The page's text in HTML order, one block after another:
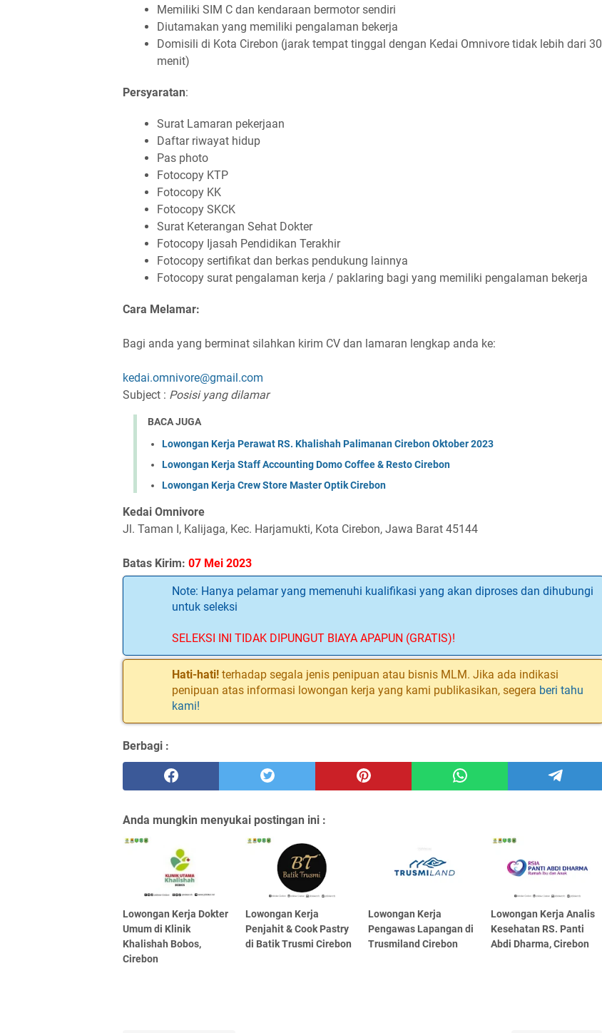
Memiliki SIM C dan kendaraan bermotor sendiri
Diutamakan yang memiliki pengalaman bekerja
Domisili di Kota Cirebon (jarak tempat tinggal dengan Kedai Omnivore tidak lebih dari 30
menit)
Persyaratan:
Surat Lamaran pekerjaan
Daftar riwayat hidup
Pas photo
Fotocopy KTP
Fotocopy KK
Fotocopy SKCK
Surat Keterangan Sehat Dokter
Fotocopy Ijasah Pendidikan Terakhir
Fotocopy sertifikat dan berkas pendukung lainnya
Fotocopy surat pengalaman kerja / paklaring bagi yang memiliki pengalaman bekerja
Cara Melamar:
Bagi anda yang berminat silahkan kirim CV dan lamaran lengkap anda ke:
kedai.omnivore@gmail.com
Subject : Posisi yang dilamar
BACA JUGA
Lowongan Kerja Perawat RS. Khalishah Palimanan Cirebon Oktober 2023
Lowongan Kerja Staff Accounting Domo Coffee & Resto Cirebon
Lowongan Kerja Crew Store Master Optik Cirebon
Kedai Omnivore
Jl. Taman I, Kalijaga, Kec. Harjamukti, Kota Cirebon, Jawa Barat 45144
Batas Kirim: 07 Mei 2023
Note: Hanya pelamar yang memenuhi kualifikasi yang akan diproses dan dihubungi
untuk seleksi
SELEKSI INI TIDAK DIPUNGUT BIAYA APAPUN (GRATIS)!
Hati-hati! terhadap segala jenis penipuan atau bisnis MLM. Jika ada indikasi
penipuan atas informasi lowongan kerja yang kami publikasikan, segera beri tahu
kami!
Berbagi :
Anda mungkin menyukai postingan ini :
Lowongan Kerja Dokter
Umum di Klinik
Khalishah Bobos,
Cirebon
Lowongan Kerja
Penjahit & Cook Pastry
di Batik Trusmi Cirebon
Lowongan Kerja
Pengawas Lapangan di
Trusmiland Cirebon
Lowongan Kerja Analis
Kesehatan RS. Panti
Abdi Dharma, Cirebon